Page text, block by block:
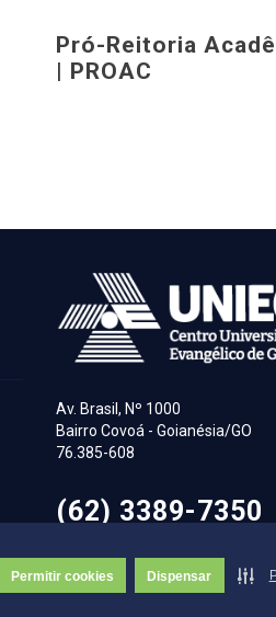
Permitir cookies Dispensar
Pró-Reitoria
| PROAC
Av. Brasil, Nº 1000
Bairro Covoá - Goianésia/GO
76.385-608
(62) 3389-7350